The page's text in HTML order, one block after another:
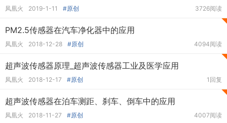
凤凰火 2019-1-11 #原创 3726阅读
PM2.5传感器在汽车净化器中的应用
凤凰火 2018-12-28 #原创 4094阅读
超声波传感器原理_超声波传感器工业及医学应用
凤凰火 2018-12-17 #原创 1回复
超声波传感器在泊车测距、刹车、倒车中的应用
凤凰火 2018-11-27 #原创 4007阅读